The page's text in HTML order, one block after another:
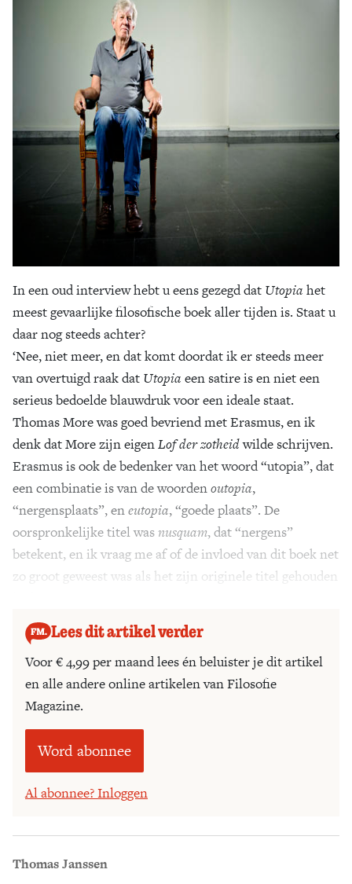
In een oud interview hebt u eens gezegd dat Utopia het
meest gevaarlijke filosofische boek aller tijden is. Staat u
daar nog steeds achter?
‘Nee, niet meer, en dat komt doordat ik er steeds meer
van overtuigd raak dat Utopia een satire is en niet een
serieus bedoelde blauwdruk voor een ideale staat.
Thomas More was goed bevriend met Erasmus, en ik
denk dat More zijn eigenLof der zotheidwilde schrijven.
Erasmus is ook de bedenker van het woord “utopia”, dat
een combinatie is van de woordenoutopia,
“nergensplaats”, eneutopia, “goede plaats”. De
oorspronkelijke titel wasnusquam, dat “nergens”
betekent, en ik vraag me af of de invloed van dit boek net
zo groot geweest was als het zijn originele titel gehouden
Lees dit artikel verder
Voor € 4,99 per maand lees én beluister je dit artikel
en alle andere online artikelen van Filosofie
Magazine.
Word abonnee
Al abonnee? Inloggen
Thomas Janssen